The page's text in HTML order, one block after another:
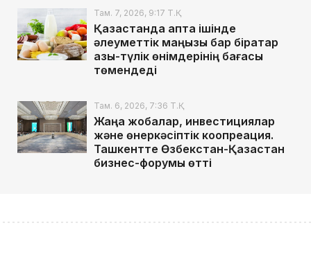
Там. 7, 2026, 9:17 Т.Қ.
Қазақстанда апта ішінде
әлеуметтік маңызы бар бірқатар
азық-түлік өнімдерінің бағасы
төмендеді
Там. 6, 2026, 7:36 Т.Қ.
Жаңа жобалар, инвестициялар
және өнеркәсіптік коопреация.
Ташкентте Өзбекстан-Қазақстан
бизнес-форумы өтті